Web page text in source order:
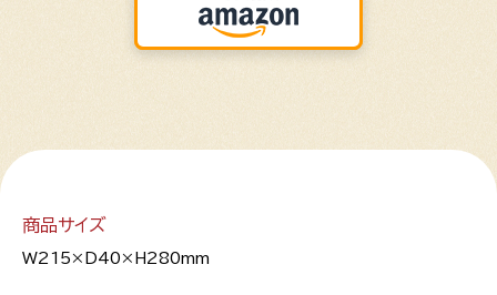
商品サイズ
W215×D40×H280mm